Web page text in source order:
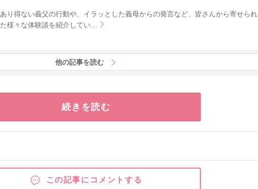
あり得ない義父の行動や、イラッとした義母からの発言など、皆さんから寄せられ
た様々な体験談を紹介してい…
他の記事を読む
続きを読む
この記事にコメントする